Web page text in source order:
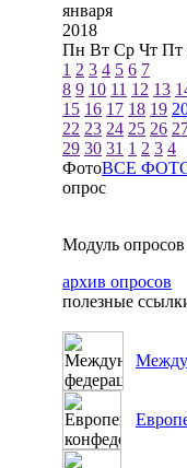
января
2018
Пн Вт Ср Чт Пт
1 2 3 4 5 6 7
8 9 10 11 12 13
15 16 17 18 19
22 23 24 25 26
29 30 31 1 2 3 4
ФотоВСЕ
опрос
Модуль опросов
архив опросов
полезные